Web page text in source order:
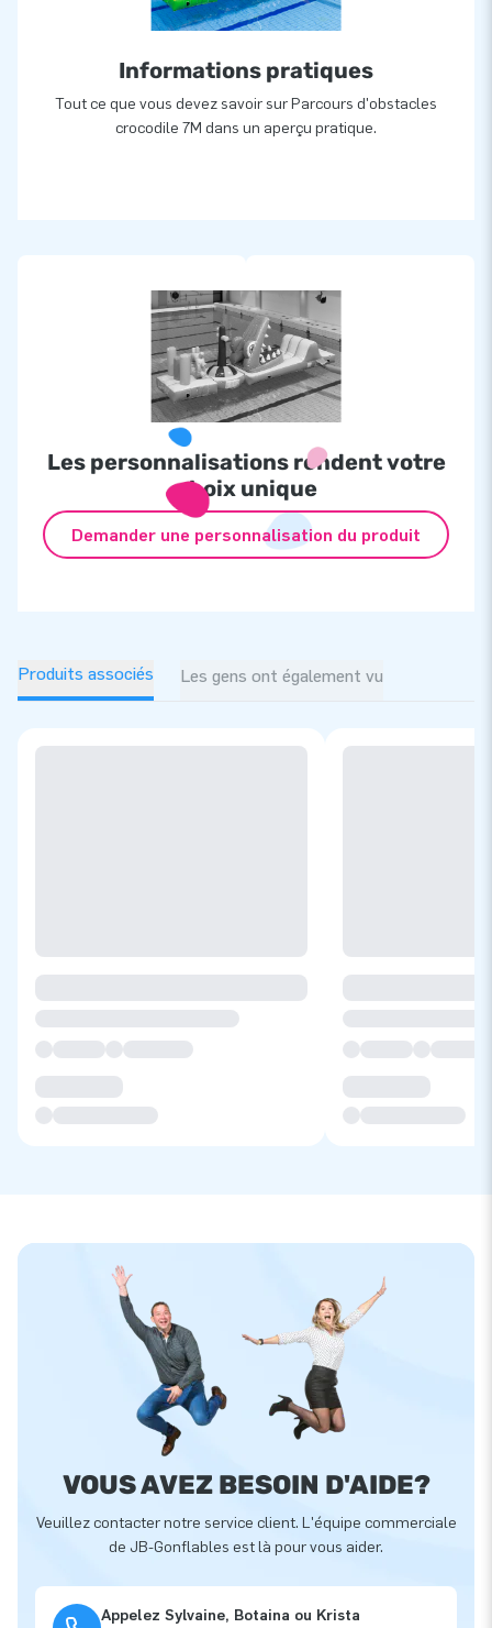
Informations pratiques
Tout ce que vous devez savoir sur Parcours d'obstacles
crocodile 7M dans un aperçu pratique.
Les personnalisations rendent votre
choix unique
Demander une personnalisation du produit
Produits associés Les gens ont également vu
VOUS AVEZ BESOIN D'AIDE?
Veuillez contacter notre service client. L'équipe commerciale
de JB-Gonflables est là pour vous aider.
Appelez Sylvaine, Botaina ou Krista